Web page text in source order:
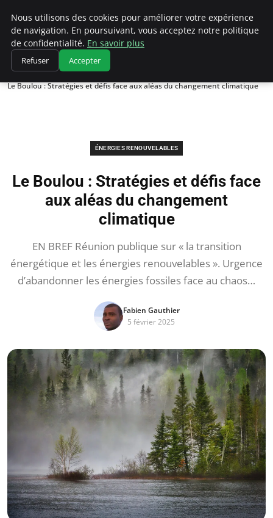
Climatedebtagents
Accueil
Énergies Renouvelables
Le Boulou : Stratégies et défis face aux aléas du changement climatique
ÉNERGIES RENOUVELABLES
Le Boulou : Stratégies et défis face
aux aléas du changement
climatique
EN BREF Réunion publique sur « la transition
énergétique et les énergies renouvelables ». Urgence
d’abandonner les énergies fossiles face au chaos…
Fabien Gauthier
5 février 2025
Nous utilisons des cookies pour améliorer votre expérience
de navigation. En poursuivant, vous acceptez notre politique
de confidentialité. En savoir plus
Refuser Accepter